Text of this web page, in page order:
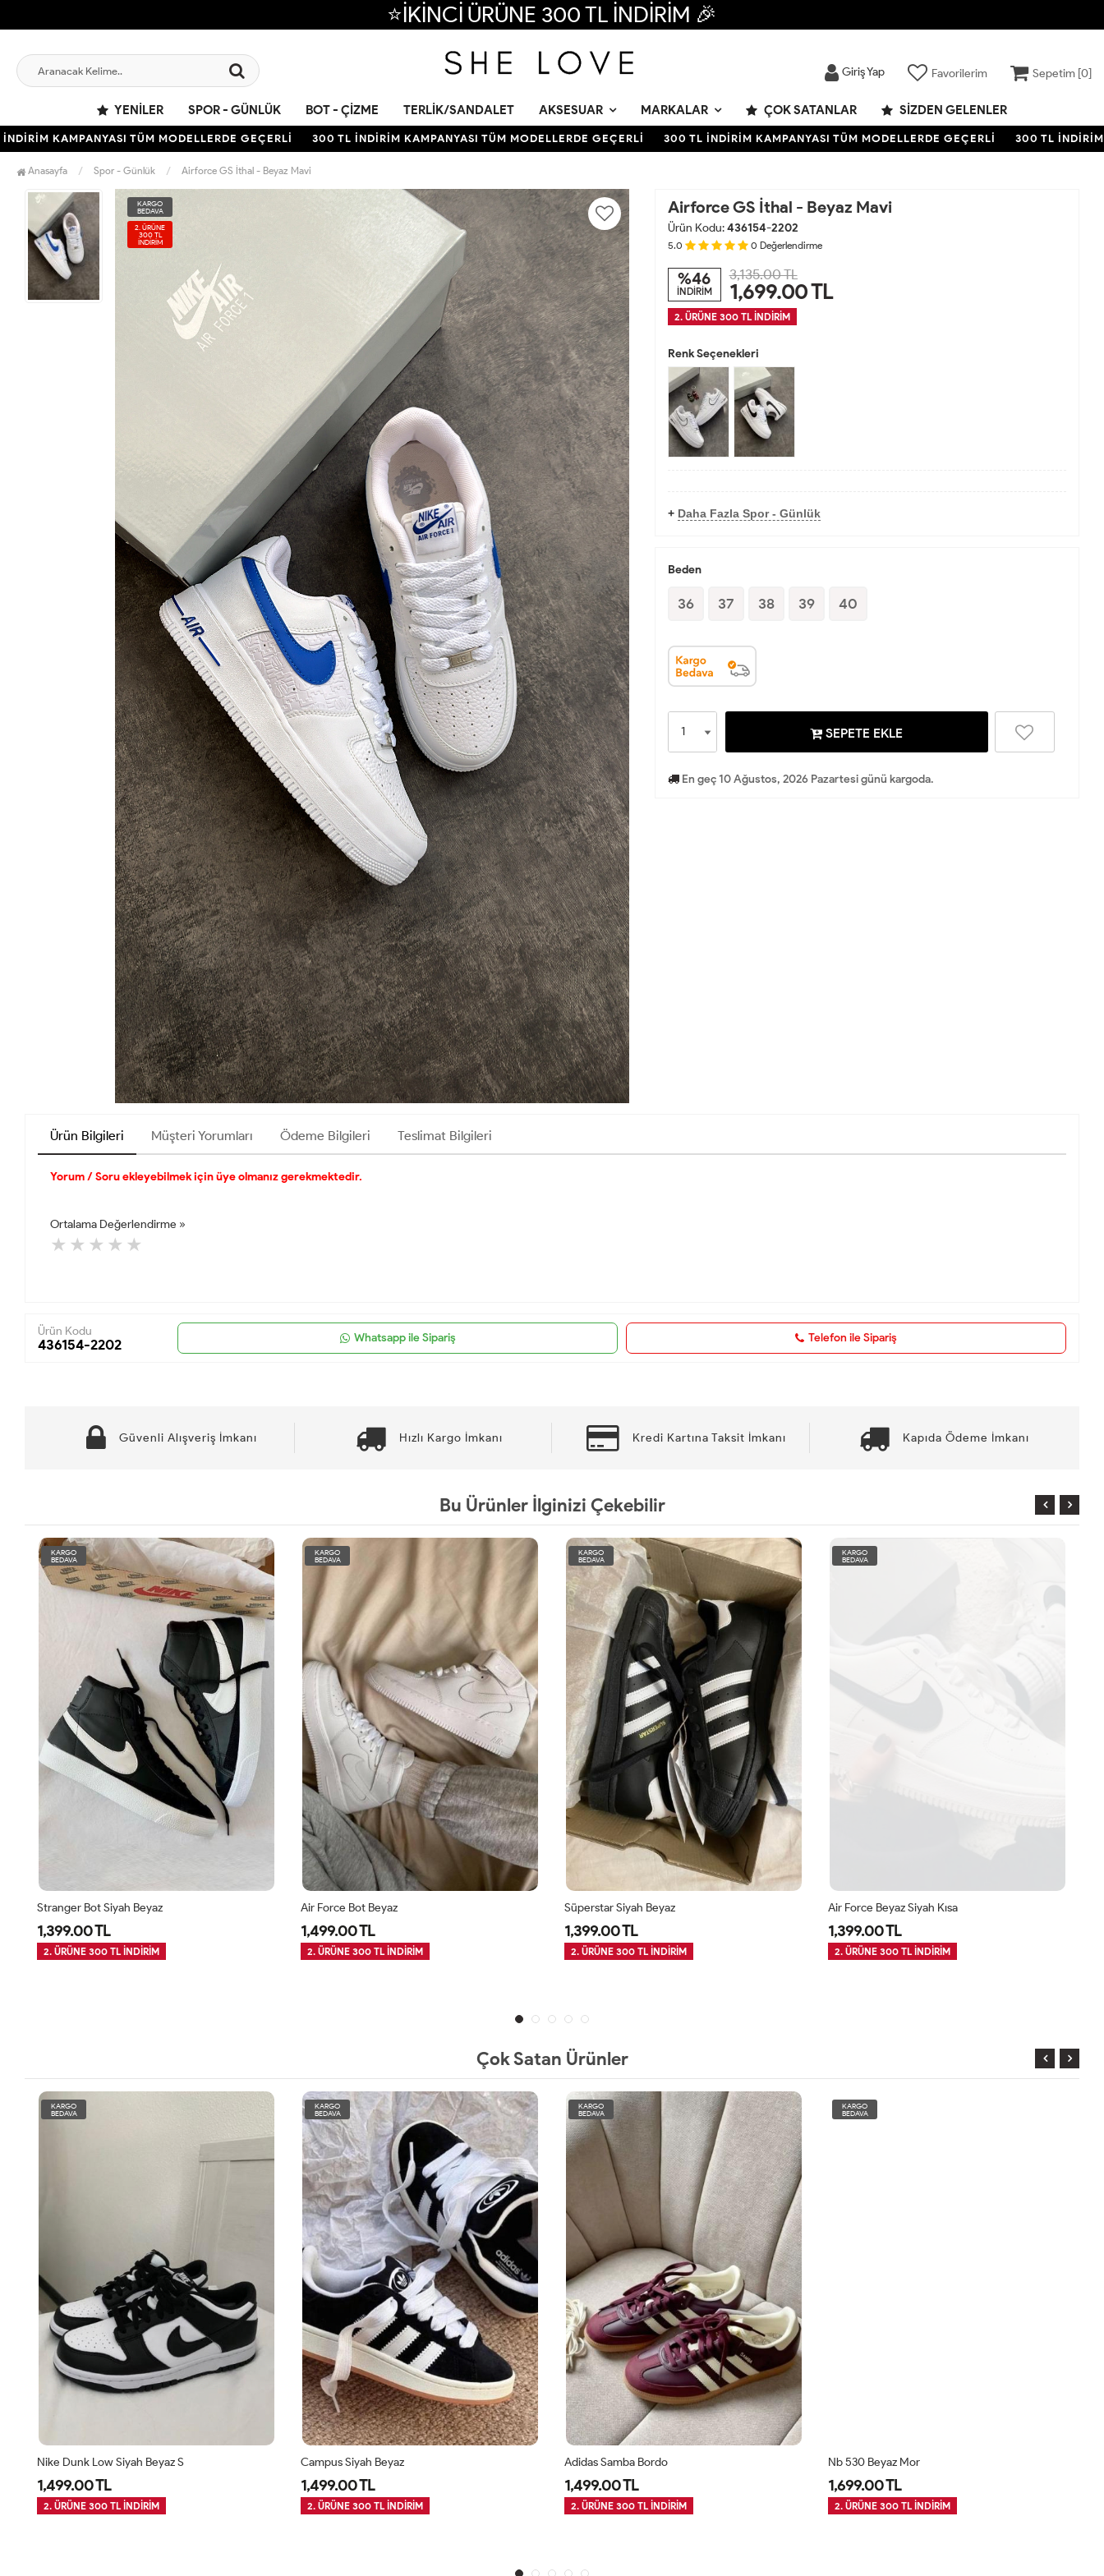
⭐İKİNCİ ÜRÜNE 300 TL İNDİRİM 🎉
Giriş Yap Favorilerim Sepetim [0]
YENILER SPOR - GÜNLÜK BOT - ÇIZME TERLIK/SANDALET AKSESUAR MARKALAR ÇOK SATANLAR SIZDEN GELENLER
KAMPANYASI TÜM MODELLERDE GEÇERLİ 300 TL İNDİRİM KAMPANYASI TÜM MODELLERDE GEÇERLİ 300 TL İNDİRİM KAMPANYASI TÜM MODELLERDE GEÇERLİ 300 TL İNDİRİM
Anasayfa Spor - Günlük Airforce GS İthal - Beyaz Mavi
KARGO
BEDAVA
2. ÜRÜNE
300 TL
İNDİRİM
Airforce GS İthal - Beyaz Mavi
Ürün Kodu:436154-2202
5.0 0 Değerlendirme
%46
İNDİRİM
3,135.00 TL
1,699.00TL
2. ÜRÜNE 300 TL İNDİRİM
Renk Seçenekleri
+ Daha Fazla Spor - Günlük
Beden
36 37 38 39 40
SEPETE EKLE
En geç 10 Ağustos, 2026 Pazartesi günü kargoda.
Ürün Bilgileri Müşteri Yorumları Ödeme Bilgileri Teslimat Bilgileri
Yorum / Soru ekleyebilmek için üye olmanız gerekmektedir.
Ortalama Değerlendirme »
Ürün Kodu
436154-2202 Whatsapp ile Sipariş Telefon ile Sipariş
Güvenli Alışveriş İmkanı Hızlı Kargo İmkanı Kredi Kartına Taksit İmkanı Kapıda Ödeme İmkanı
Bu Ürünler İlginizi Çekebilir
KARGO
BEDAVA
Stranger Bot Siyah Beyaz
1,399.00 TL
2. ÜRÜNE 300 TL İNDİRİM
KARGO
BEDAVA
Air Force Bot Beyaz
1,499.00 TL
2. ÜRÜNE 300 TL İNDİRİM
KARGO
BEDAVA
Süperstar Siyah Beyaz
1,399.00 TL
2. ÜRÜNE 300 TL İNDİRİM
KARGO
BEDAVA
Air Force Beyaz Siyah Kısa
1,399.00 TL
2. ÜRÜNE 300 TL İNDİRİM
Çok Satan Ürünler
KARGO
BEDAVA
Nike Dunk Low Siyah Beyaz S
1,499.00 TL
2. ÜRÜNE 300 TL İNDİRİM
KARGO
BEDAVA
Campus Siyah Beyaz
1,499.00 TL
2. ÜRÜNE 300 TL İNDİRİM
KARGO
BEDAVA
Adidas Samba Bordo
1,499.00 TL
2. ÜRÜNE 300 TL İNDİRİM
KARGO
BEDAVA
Nb 530 Beyaz Mor
1,699.00 TL
2. ÜRÜNE 300 TL İNDİRİM